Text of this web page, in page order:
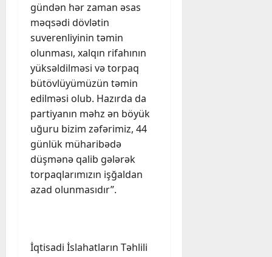
gündən hər zaman əsas
məqsədi dövlətin
suverenliyinin təmin
olunması, xalqın rifahının
yüksəldilməsi və torpaq
bütövlüyümüzün təmin
edilməsi olub. Hazırda da
partiyanın məhz ən böyük
uğuru bizim zəfərimiz, 44
günlük müharibədə
düşmənə qalib gələrək
torpaqlarımızın işğaldan
azad olunmasıdır”.
İqtisadi İslahatların Təhlili